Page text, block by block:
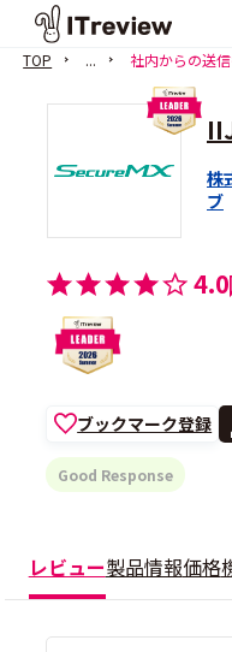
TOP ... 社内からの送
株
ブ
4.0
ブックマーク登録
Good Response
レビュー製品情報価格